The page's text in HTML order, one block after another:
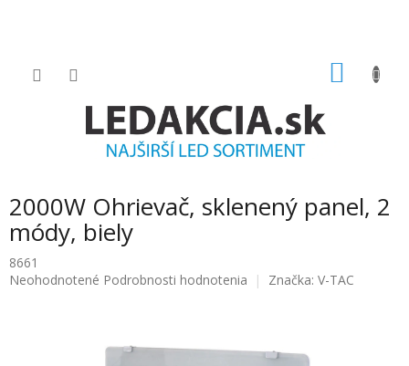
2000W Ohrievač, sklenený panel, 2
módy, biely
8661
Priemerné
Neohodnotené Podrobnosti hodnotenia Značka: V-TAC